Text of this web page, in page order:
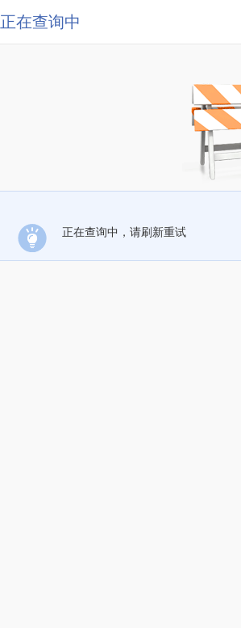
正在查询中
正在查询中，请刷新重试